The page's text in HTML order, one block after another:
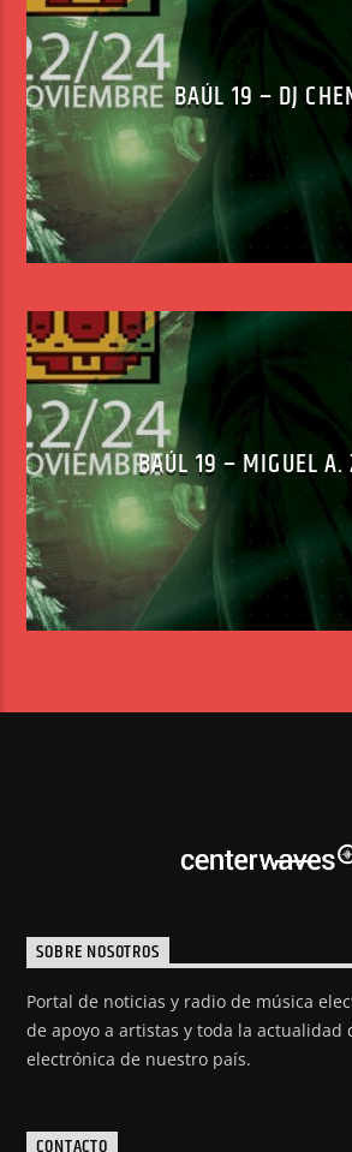
BAÚL 19 – DJ
BAÚL 19 – MIGUEL A.
SOBRE NOSOTROS
Portal de noticias y radio de música
de apoyo a artistas y toda la actualidad
electrónica de nuestro país.